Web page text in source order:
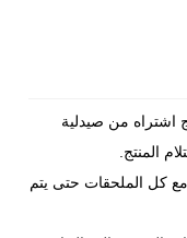
اشتراه من صيدلية
كل الملحقات حتى يتم